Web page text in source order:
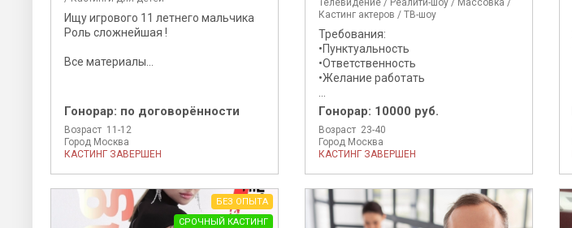
Ищу игрового 11 летнего мальчика
Роль сложнейшая !
Все материалы...
Гонорар: по договорённости
Возраст 11-12
Город Москва
КАСТИНГ ЗАВЕРШЕН
Телевидение / Реалити-шоу / Массовка /
Кастинг актеров / ТВ-шоу
Требования:
•Пунктуальность
•Ответственность
•Желание работать
Гонорар: 10000 руб.
Возраст 23-40
Город Москва
КАСТИНГ ЗАВЕРШЕН
БЕЗ ОПЫТА
СРОЧНЫЙ КАСТИНГ